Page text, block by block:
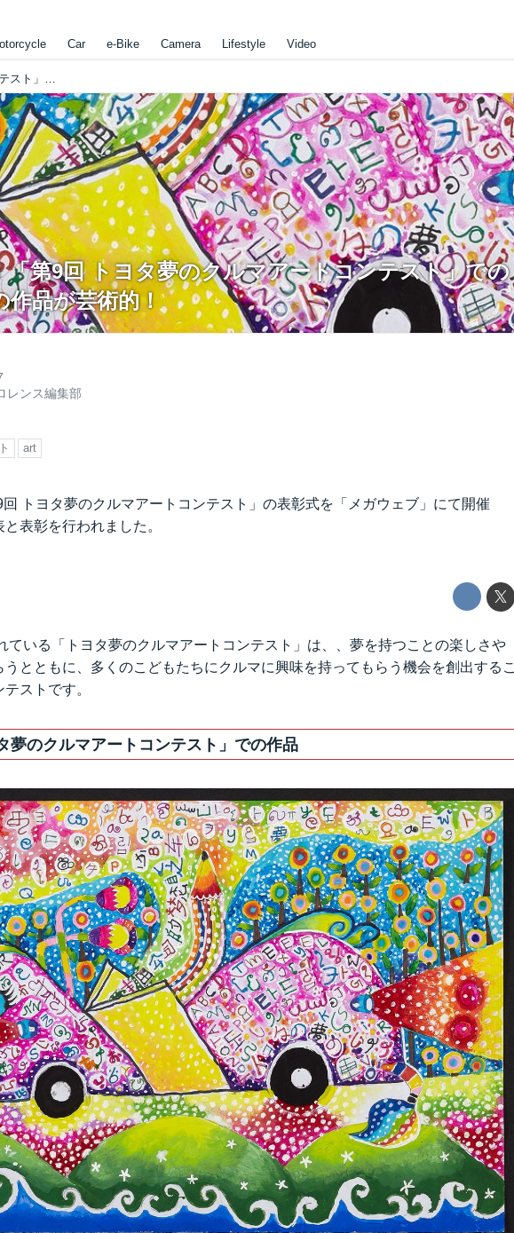
Car e-Bike Camera Lifestyle Video
夢いっぱい！「第9回 トヨタ夢のクルマアートコンテスト」でのこどもたちの作品が芸術的！
「第9回 トヨタ夢のクルマアートコンテスト」での
品が芸術的！
レンス編集部
art
トヨタ夢のクルマアートコンテスト」の表彰式を「メガウェブ」にて開催
表彰を行われました。
ている「トヨタ夢のクルマアートコンテスト」は、、夢を持つことの楽しさや
うとともに、多くのこどもたちにクルマに興味を持ってもらう機会を創出するこ
ストです。
夢のクルマアートコンテスト」での作品